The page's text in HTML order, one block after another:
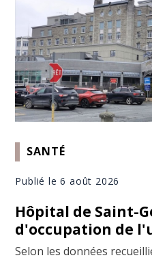
SANTÉ
Publié le 6 août 2026
Hôpital de Saint-
d'occupation de
Selon les données